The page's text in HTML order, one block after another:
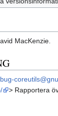
MacKenzie.
bug-
> Rapportera